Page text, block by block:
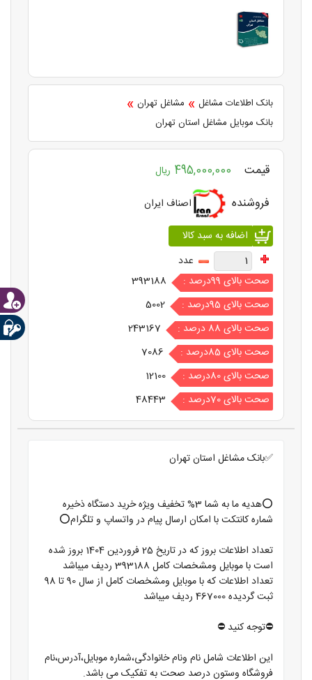
بانک اطلاعات مشاغل » مشاغل تهران »
بانک موبایل مشاغل استان تهران
قیمت 495,000,000 ریال
فروشنده اصناف ایران
عدد
صحت بالای 99درصد :
393188
صحت بالای 95درصد :
5002
صحت بالای 88 درصد :
243167
صحت بالای 85درصد :
7086
صحت بالای 80درصد :
12100
صحت بالای 70درصد :
48443
✅بانک مشاغل استان تهران
⭕️هدیه ما به شما 3% تخفیف ویژه خرید دستگاه ذخیره
شماره کانتکت با امکان ارسال پیام در واتساپ و تلگرام⭕️
تعداد اطلاعات بروز که در تاریخ 25 فروردین 1404 بروز شده
است با موبایل ومشخصات کامل 393188 ردیف میباشد
تعداد اطلاعات که با موبایل ومشخصات کامل از سال 90 تا 98
ثبت گردیده 467000 ردیف میباشد
⛔️توجه کنید ⛔️
این اطلاعات شامل نام ونام خانوادگی،شماره موبایل،آدرس،نام
فروشگاه وستون درصد صحت به تفکیک می باشد.